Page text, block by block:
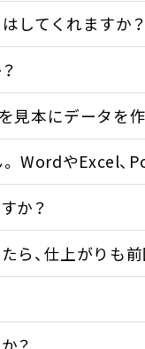
してくれますか？
見本にデータを
WordやExcel、
か？
ら、仕上がりも